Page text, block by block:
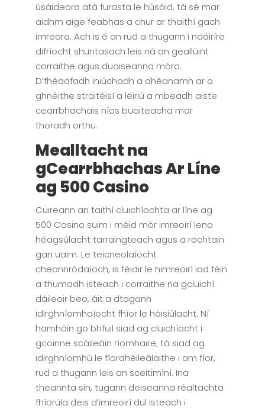
úsáideora atá furasta le húsáid, tá sé mar
aidhm aige feabhas a chur ar thaithí gach
imreora. Ach is é an rud a thugann i ndáiríre
difríocht shuntasach leis ná an geallúint
corraithe agus duaiseanna móra.
D’fhéadfadh iniúchadh a dhéanamh ar a
ghnéithe straitéisí a léiriú a mbeadh aiste
cearrbhachais níos buaiteacha mar
thoradh orthu.
Mealltacht na
gCearrbhachas Ar Líne
ag 500 Casino
Cuireann an taithí cluichíochta ar líne ag
500 Casino suim i méid mór imreoirí lena
héagsúlacht tarraingteach agus a rochtain
gan uaim. Le teicneolaíocht
cheannródaíoch, is féidir le himreoirí iad féin
a thumadh isteach i corraithe na gcluichí
dáileoir beo, áit a dtagann
idirghníomhaíocht fhíor le háisiúlacht. Ní
hamháin go bhfuil siad ag cluichíocht i
gcoinne scáileáin ríomhaire; tá siad ag
idirghníomhú le fíordhéileálaithe i am fíor,
rud a thugann leis an sceitimíní. Ina
theannta sin, tugann deiseanna réaltachta
fhíorúla deis d’imreoirí dul isteach i